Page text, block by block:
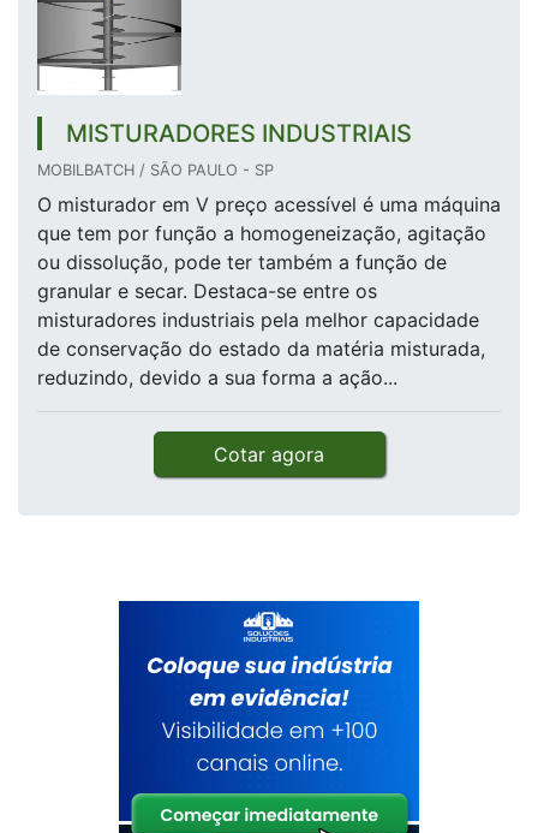
MISTURADORES INDUSTRIAIS
MOBILBATCH / SÃO PAULO - SP
O misturador em V preço acessível é uma máquina
que tem por função a homogeneização, agitação
ou dissolução, pode ter também a função de
granular e secar. Destaca-se entre os
misturadores industriais pela melhor capacidade
de conservação do estado da matéria misturada,
reduzindo, devido a sua forma a ação...
Cotar agora